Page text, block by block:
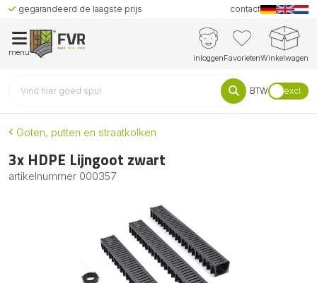
gegarandeerd de laagste prijs contact
menu
inloggenFavorietenWinkelwagen
BTW excl.
Goten, putten en straatkolken
3x HDPE Lijngoot zwart
artikelnummer 000357